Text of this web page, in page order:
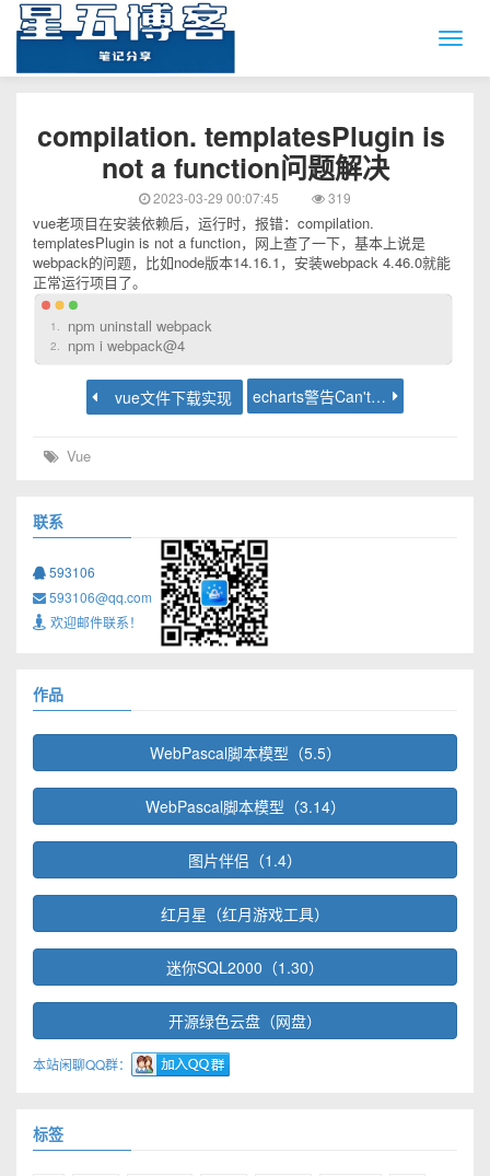
compilation. templatesPlugin is
not a function问题解决
2023-03-29 00:07:45 319
vue老项目在安装依赖后，运行时，报错：compilation.
templatesPlugin is not a function，网上查了一下，基本上说是
webpack的问题，比如node版本14.16.1，安装webpack 4.46.0就能
正常运行项目了。
npm uninstall webpack
npm i webpack@4
vue文件下载实现 echarts警告Can't get DOM width or height
Vue
联系
593106
593106@qq.com
欢迎邮件联系！
作品
WebPascal脚本模型（5.5）
WebPascal脚本模型（3.14）
图片伴侣（1.4）
红月星（红月游戏工具）
迷你SQL2000（1.30）
开源绿色云盘（网盘）
本站闲聊QQ群：
标签